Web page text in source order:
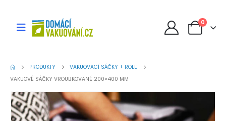
0
PRODUKTY
VAKUOVACÍ SÁČKY + ROLE
VAKUOVÉ SÁČKY VROUBKOVANÉ 200×400 MM